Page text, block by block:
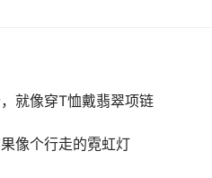
就像穿T恤戴翡翠项链
像个行走的霓虹灯